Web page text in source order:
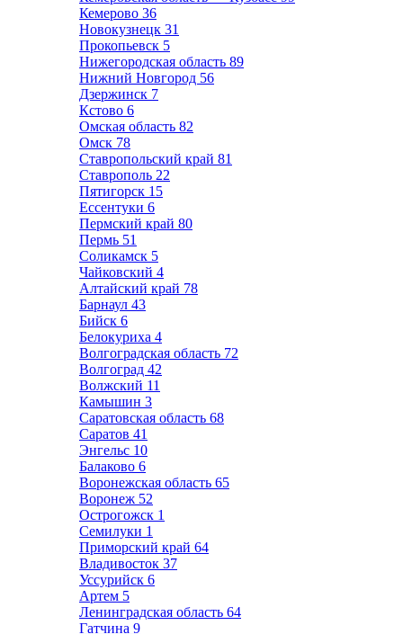
Кемерово 36
Новокузнецк 31
Прокопьевск 5
Нижегородская область 89
Нижний Новгород 56
Дзержинск 7
Кстово 6
Омская область 82
Омск 78
Ставропольский край 81
Ставрополь 22
Пятигорск 15
Ессентуки 6
Пермский край 80
Пермь 51
Соликамск 5
Чайковский 4
Алтайский край 78
Барнаул 43
Бийск 6
Белокуриха 4
Волгоградская область 72
Волгоград 42
Волжский 11
Камышин 3
Саратовская область 68
Саратов 41
Энгельс 10
Балаково 6
Воронежская область 65
Воронеж 52
Острогожск 1
Семилуки 1
Приморский край 64
Владивосток 37
Уссурийск 6
Артем 5
Ленинградская область 64
Гатчина 9